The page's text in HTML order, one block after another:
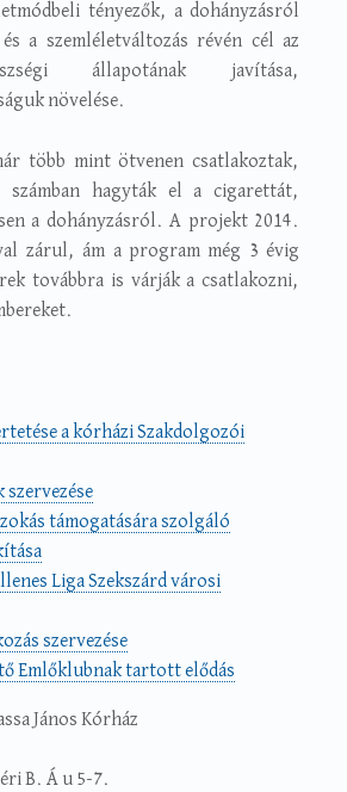
tényezők, a dohányzásról
a szemléletváltozás révén cél az
állapotának javítása,
növelése.
több mint ötvenen csatlakoztak,
hagyták el a cigarettát,
a dohányzásról. A projekt 2014.
zárul, ám a program még 3 évig
továbbra is várják a csatlakozni,
a kórházi Szakdolgozói
támogatására szolgáló
Liga Szekszárd városi
szervezése
Emlőklubnak tartott elődás
János Kórház
B. Á u 5-7.